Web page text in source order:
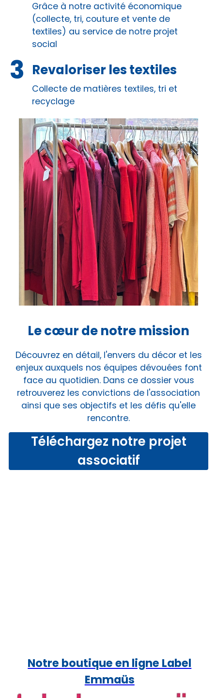
Grâce à notre activité économique
(collecte, tri, couture et vente de
textiles) au service de notre projet
social
Revaloriser les textiles
Collecte de matières textiles, tri et
recyclage
Le cœur de notre mission
Découvrez en détail, l'envers du décor et les
enjeux auxquels nos équipes dévouées font
face au quotidien. Dans ce dossier vous
retrouverez les convictions de l'association
ainsi que ses objectifs et les défis qu'elle
rencontre.
Téléchargez notre projet
associatif
Notre boutique en ligne Label
Emmaüs